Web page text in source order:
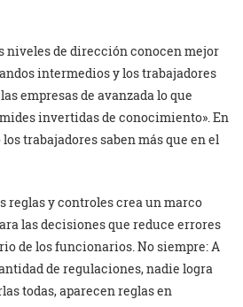
niveles de dirección conocen mejor
intermedios y los trabajadores
empresas de avanzada lo que
invertidas de conocimiento». En
trabajadores saben más que en el
reglas y controles crea un marco
las decisiones que reduce errores
de los funcionarios. No siempre: A
de regulaciones, nadie logra
todas, aparecen reglas en